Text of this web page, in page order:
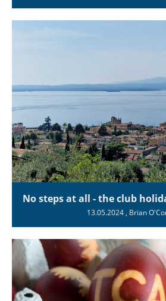
No steps at all - the club
13.05.2024, Brian